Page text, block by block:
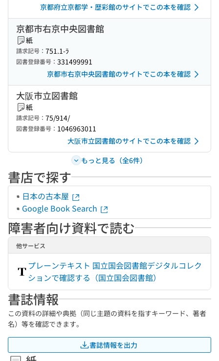
京都府立京都学・歴彩館のサイトでこの本を確認
京都市右京中央図書館
紙
請求記号： 751.1-ﾗ
図書登録番号： 331499991
京都市右京中央図書館のサイトでこの本を確認
大阪市立図書館
紙
請求記号： 75/914/
図書登録番号： 1046963011
大阪市立図書館のサイトでこの本を確認
もっと見る（全6件）
書店で探す
日本の古本屋
Google Book Search
障害者向け資料で読む
他サービス
プレーンテキスト 国立国会図書館デジタルコレク
ションで確認する（国立国会図書館）
書誌情報
この資料の詳細や典拠（同じ主題の資料を指すキーワード、著者
名）等を確認できます。
書誌情報を出力